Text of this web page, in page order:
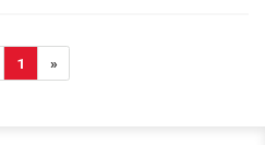
1 »